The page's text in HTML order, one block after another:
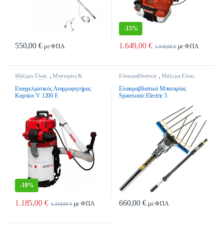
550,00€με ΦΠΑ
-15%
1.649,00 € 1.940,00€με ΦΠΑ
Μάζεμα Ελιάς , Μπαταρίες &
Αξεσουάρ Ελαιοσυλλογής
Επαγγελματικός Αναρροφητήρας
Καρπών V 1200 E
-10%
1.185,00 € 1.310,00€με ΦΠΑ
Ελαιοραβδιστικά ,Μάζεμα Ελιάς
Ελαιοραβδιστικό Μπαταρίας
Spacesonic Electric 5
660,00€με ΦΠΑ